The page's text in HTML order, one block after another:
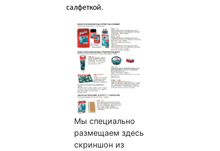
салфеткой.
Мы специально
размещаем здесь
скриншон из